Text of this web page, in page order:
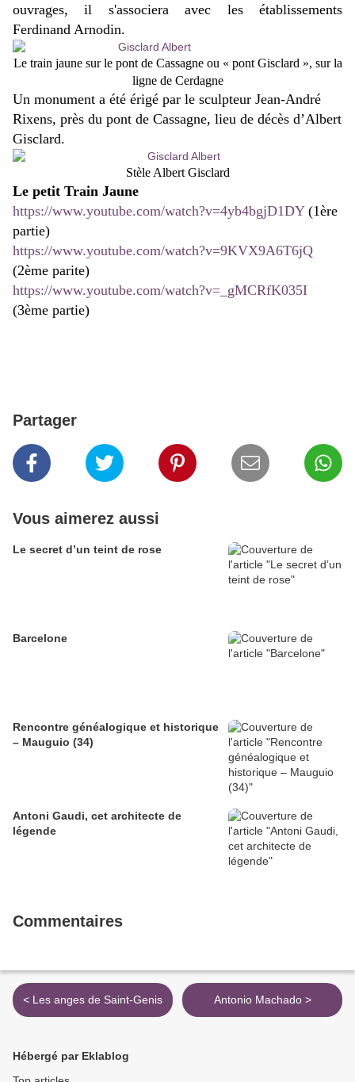
ouvrages, il s'associera avec les établissements
Ferdinand Arnodin.
Le train jaune sur le pont de Cassagne ou « pont Gisclard », sur la
ligne de Cerdagne
Un monument a été érigé par le sculpteur Jean-André
Rixens, près du pont de Cassagne, lieu de décès d’Albert
Gisclard.
Stèle Albert Gisclard
Le petit Train Jaune
https://www.youtube.com/watch?v=4yb4bgjD1DY (1ère
partie)
https://www.youtube.com/watch?v=9KVX9A6T6jQ
(2ème parite)
https://www.youtube.com/watch?v=_gMCRfK035I
(3ème partie)
Partager
Vous aimerez aussi
Le secret d’un teint de rose
Barcelone
Rencontre généalogique et historique
– Mauguio (34)
Antoni Gaudi, cet architecte de
légende
Commentaires
< Les anges de Saint-Genis Antonio Machado >
Hébergé par Eklablog